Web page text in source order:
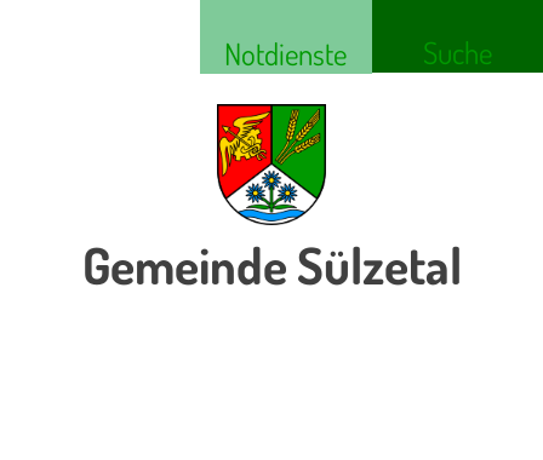
Notdienste Suche
Gemeinde Sülzetal